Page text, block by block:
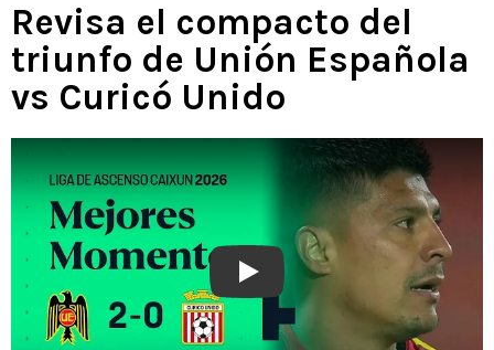
Revisa el compacto del
triunfo de Unión Española
vs Curicó Unido
Play